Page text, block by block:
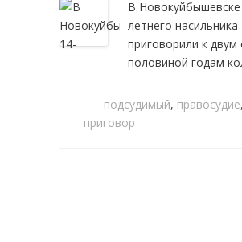
В Новокуйбышевске
летнего насильника
приговорили к двум
половиной годам
подсудимый, правосудие,
приговор